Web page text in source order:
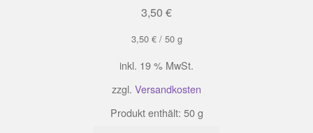
3,50 €
3,50 €/ 50 g
inkl. 19 % MwSt.
zzgl. Versandkosten
Produkt enthält: 50g